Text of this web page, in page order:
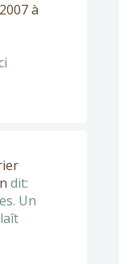
à
dit:
Un